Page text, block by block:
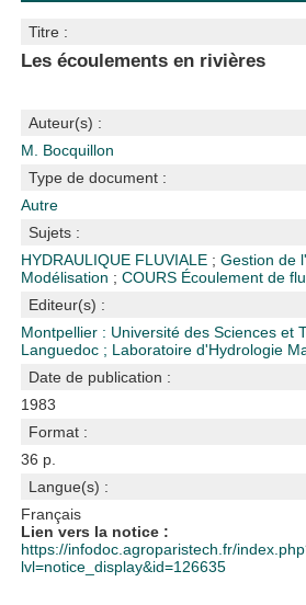
Titre :
Les écoulements en rivières
Auteur(s) :
M. Bocquillon
Type de document :
Autre
Sujets :
HYDRAULIQUE FLUVIALE ;Gestion de
Modélisation ;COURS Écoulement de
Editeur(s) :
Montpellier : Université des Sciences et
Languedoc ; Laboratoire d'Hydrologie
Date de publication :
1983
Format :
36 p.
Langue(s) :
Français
Lien vers la notice :
https://infodoc.agroparistech.fr/
lvl=notice_display&id=126635